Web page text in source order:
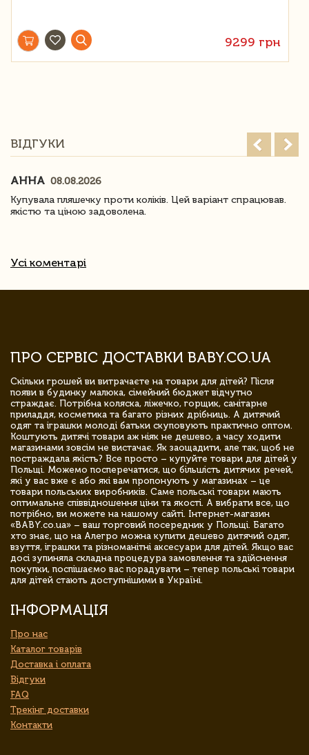
9299 грн
ВІДГУКИ
АННА 08.08.2026
Купувала пляшечку проти коліків. Цей варіант спрацював.
якістю та ціною задоволена.
Усі коментарі
ПРО СЕРВІС ДОСТАВКИ BABY.CO.UA
Скільки грошей ви витрачаєте на товари для дітей? Після
появи в будинку малюка, сімейний бюджет відчутно
страждає. Потрібна коляска, ліжечко, горщик, санітарне
приладдя, косметика та багато різних дрібниць. А дитячий
одяг та іграшки молоді батьки скуповують практично оптом.
Коштують дитячі товари аж ніяк не дешево, а часу ходити
магазинами зовсім не вистачає. Як заощадити, але так, щоб не
постраждала якість? Все просто – купуйте товари для дітей у
Польщі. Можемо посперечатися, що більшість дитячих речей,
які у вас вже є або які вам пропонують у магазинах – це
товари польських виробників. Саме польські товари мають
оптимальне співвідношення ціни та якості. А вибрати все, що
потрібно, ви можете на нашому сайті. Інтернет-магазин
«BABY.co.ua» – ваш торговий посередник у Польщі. Багато
хто знає, що на Алегро можна купити дешево дитячий одяг,
взуття, іграшки та різноманітні аксесуари для дітей. Якщо вас
досі зупиняла складна процедура замовлення та здійснення
покупки, поспішаємо вас порадувати – тепер польські товари
для дітей стають доступнішими в Україні.
ІНФОРМАЦІЯ
Про нас
Каталог товарів
Доставка і оплата
Відгуки
FAQ
Трекінг доставки
Контакти